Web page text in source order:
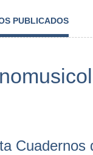
PUBLICADOS
Cuadernos